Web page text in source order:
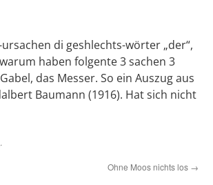
di geshlechts-wörter „der“,
haben folgente 3 sachen 3
das Messer. So ein Auszug aus
Baumann (1916). Hat sich nicht
.
Ohne Moos nichts los →